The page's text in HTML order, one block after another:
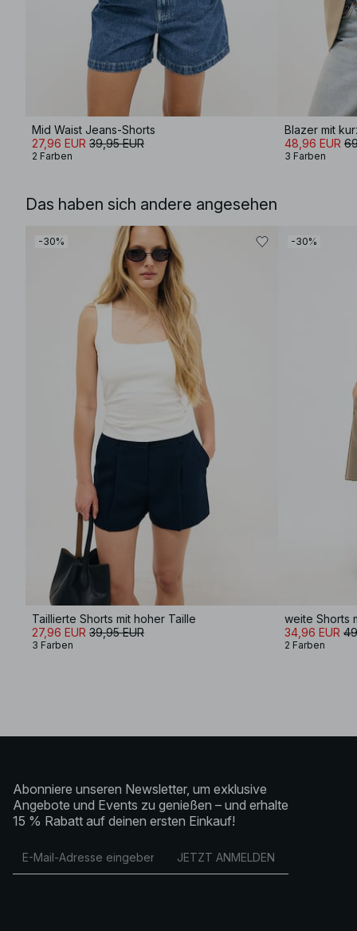
Mid Waist Jeans-Shorts
27,96 EUR 39,95 EUR
2 Farben
Blazer mit
48,96 EUR
3 Farben
Das haben sich andere angesehen
-30%
Taillierte Shorts mit hoher Taille
27,96 EUR 39,95 EUR
3 Farben
-30%
weite Shorts
34,96 EUR
2 Farben
Abonniere unseren Newsletter, um exklusive
Angebote und Events zu genießen – und erhalte
15 % Rabatt auf deinen ersten Einkauf!
JETZT ANMELDEN